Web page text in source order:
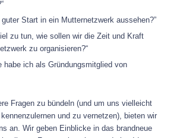
Start in ein Mutternetzwerk aussehen?”
zu tun, wie sollen wir die Zeit und Kraft
zu organisieren?“
habe ich als Gründungsmitglied von
Fragen zu bündeln (und um uns vielleicht
und zu vernetzen), bieten wir
an. Wir geben Einblicke in das brandneue